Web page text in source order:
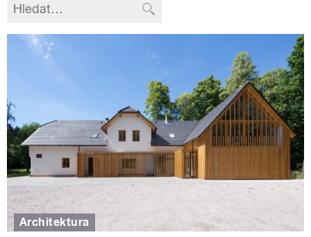
Architektura